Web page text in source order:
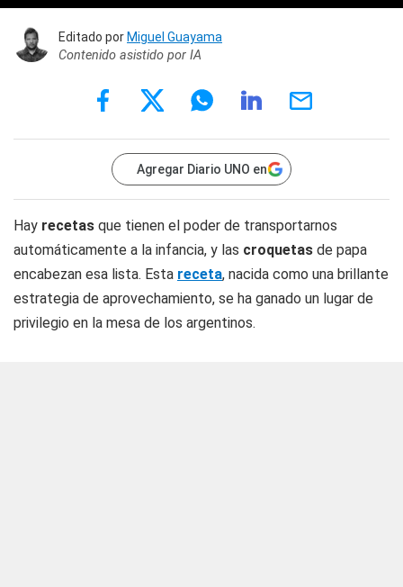
Editado porMiguel Guayama
Contenido asistido por IA
Agregar Diario UNO en
Hay recetas que tienen el poder de transportarnos
automáticamente a la infancia, y las croquetas de papa
encabezan esa lista. Esta receta, nacida como una brillante
estrategia de aprovechamiento, se ha ganado un lugar de
privilegio en la mesa de los argentinos.